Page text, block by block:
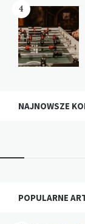
4
NAJNOWSZE
Widgets
POPULARNE